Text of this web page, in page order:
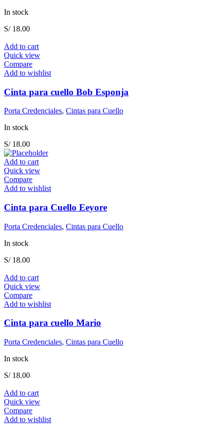
In stock
S/18.00
Add to cart
Quick view
Compare
Add to wishlist
Cinta para cuello Bob Esponja
Porta Credenciales, Cintas para Cuello
In stock
S/18.00
Add to cart
Quick view
Compare
Add to wishlist
Cinta para Cuello Eeyore
Porta Credenciales, Cintas para Cuello
In stock
S/18.00
Add to cart
Quick view
Compare
Add to wishlist
Cinta para cuello Mario
Porta Credenciales, Cintas para Cuello
In stock
S/18.00
Add to cart
Quick view
Compare
Add to wishlist